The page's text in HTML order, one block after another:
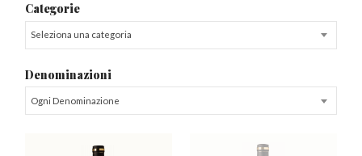
Categorie
Seleziona una categoria
Denominazioni
Ogni Denominazione